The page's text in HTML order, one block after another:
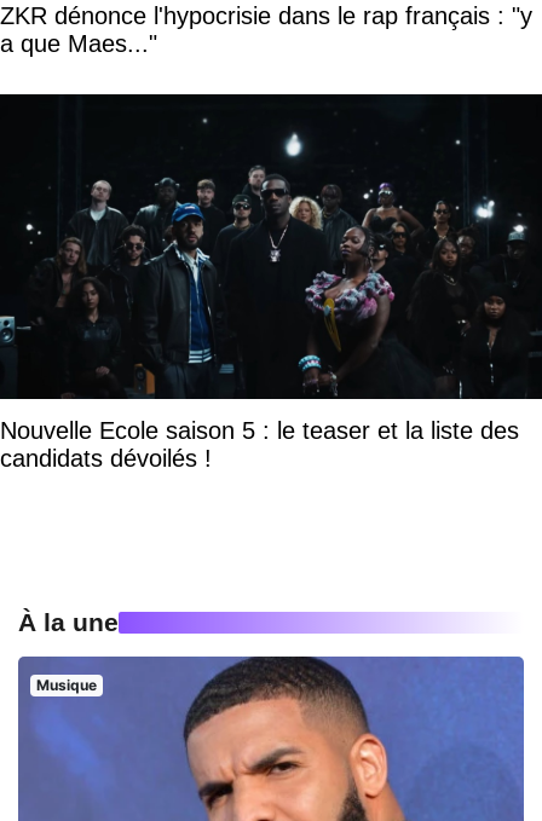
ZKR dénonce l'hypocrisie dans le rap français : "y
a que Maes..."
Nouvelle Ecole saison 5 : le teaser et la liste des
candidats dévoilés !
À la une
Musique